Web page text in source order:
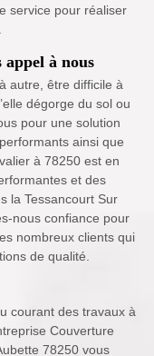
service pour réaliser
appel à nous
autre, être difficile à
dégorge du sol ou
pour une solution
ainsi que
à 78250 est en
et des
la Tessancourt Sur
nous confiance pour
nombreux clients qui
de qualité.
courant des travaux à
Couverture
78250 vous